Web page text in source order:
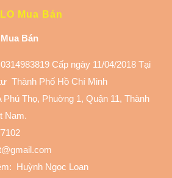
Mua Bán
Bán
Cấp ngày 11/04/2018 Tại
Thành Phố Hồ Chí Minh
Thọ, Phuờng 1, Quận 11, Thành
Nam.
Huỳnh Ngọc Loan